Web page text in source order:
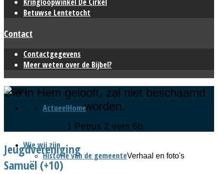
Betuwse Lentetocht
Contact
Contactgegevens
Meer weten over de Bijbel?
Home
Actueel
Wie wij zijn
Historie van de gemeenteVerhaal en foto's
Die in Hem gelooft, zal niet beschaamd
worden.
1 Petrus 2 vers 6b
Jeugdvereniging
Samuël (+10)